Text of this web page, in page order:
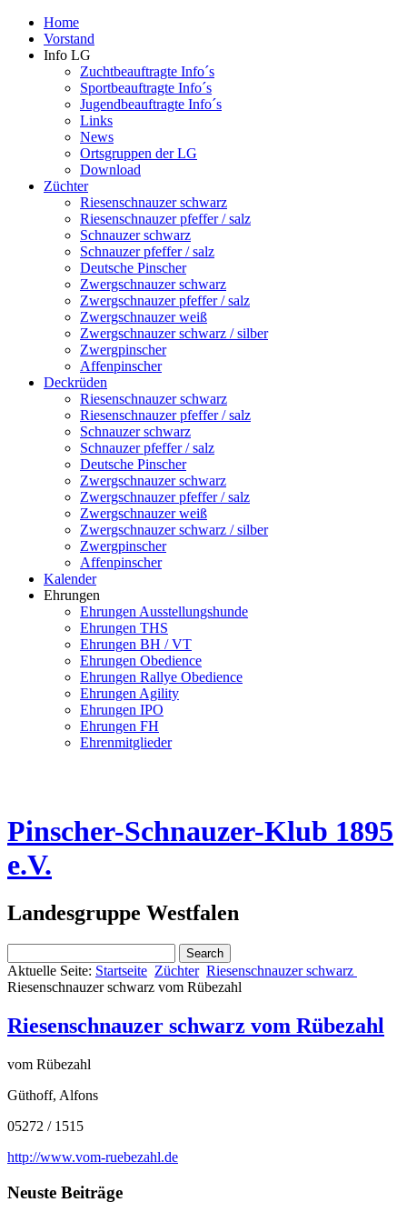
Home
Vorstand
Info LG
Zuchtbeauftragte Info´s
Sportbeauftragte Info´s
Jugendbeauftragte Info´s
Links
News
Ortsgruppen der LG
Download
Züchter
Riesenschnauzer schwarz
Riesenschnauzer pfeffer / salz
Schnauzer schwarz
Schnauzer pfeffer / salz
Deutsche Pinscher
Zwergschnauzer schwarz
Zwergschnauzer pfeffer / salz
Zwergschnauzer weiß
Zwergschnauzer schwarz / silber
Zwergpinscher
Affenpinscher
Deckrüden
Riesenschnauzer schwarz
Riesenschnauzer pfeffer / salz
Schnauzer schwarz
Schnauzer pfeffer / salz
Deutsche Pinscher
Zwergschnauzer schwarz
Zwergschnauzer pfeffer / salz
Zwergschnauzer weiß
Zwergschnauzer schwarz / silber
Zwergpinscher
Affenpinscher
Kalender
Ehrungen
Ehrungen Ausstellungshunde
Ehrungen THS
Ehrungen BH / VT
Ehrungen Obedience
Ehrungen Rallye Obedience
Ehrungen Agility
Ehrungen IPO
Ehrungen FH
Ehrenmitglieder
Pinscher-Schnauzer-Klub 1895
e.V.
Landesgruppe Westfalen
Aktuelle Seite: Startseite Züchter Riesenschnauzer schwarz
Riesenschnauzer schwarz vom Rübezahl
Riesenschnauzer schwarz vom Rübezahl
vom Rübezahl
Güthoff, Alfons
05272 / 1515
http://www.vom-ruebezahl.de
Neuste Beiträge